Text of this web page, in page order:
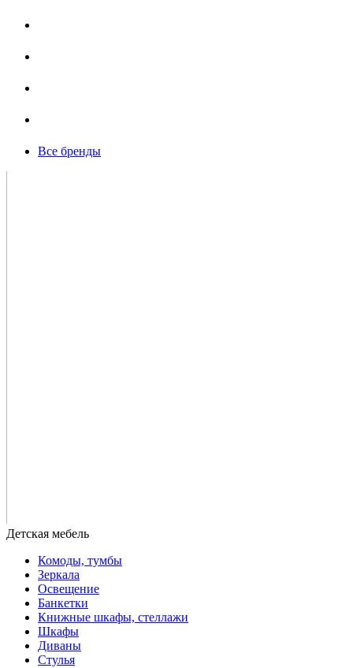
Комоды, тумбы
Зеркала
Освещение
Банкетки
Книжные шкафы, стеллажи
Шкафы
Диваны
Стулья